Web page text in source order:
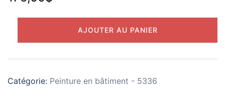
peinture
AJOUTER AU PANIER
Catégorie: Peinture en bâtiment - 5336